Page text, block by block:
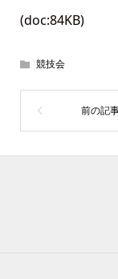
(doc:84KB)
競技会